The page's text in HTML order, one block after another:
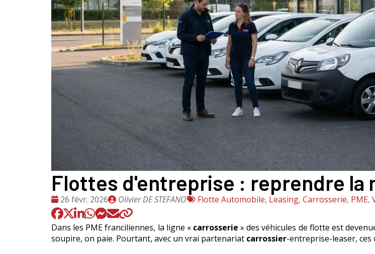
Flottes d'entreprise : reprendre la
Date
:
26 févr. 2026
Publié
par
Olivier DE STEFANO
Tags
Flotte Automobile, Leasing, Carrosserie, PME,
Dans les PME franciliennes, la ligne « carrosserie » des véhicules de flotte est
soupire, on paie. Pourtant, avec un vrai partenariat carrossier-entreprise-leaser,